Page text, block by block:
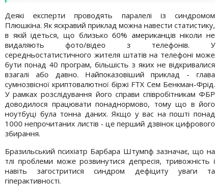
Деякі експерти проводять паралелі із синдромом
Плюшкіна. Як яскравий приклад можна навести статистику,
в якій ідеться, що близько 60% американців ніколи не
видаляють фото/відео з телефонів. У
середньостатистичного жителя штатів на телефоні може
бути понад 40 програм, більшість з яких не відкривалися
взагалі або давно. Найпоказовіший приклад - глава
сумнозвісної криптовалютної біржі FTX Сем Бенкман-Фрід.
У рамках розслідування його справи співробітникам ФБР
доводилося працювати понаднормово, тому що в його
ноутбуці була тонна даних. Якщо у вас на пошті понад
1000 непрочитаних листів - це перший дзвінок цифрового
збирання.
Бразильський психіатр Барбара Штумпф зазначає, що на
тлі проблеми може розвинутися депресія, тривожність і
навіть загостритися синдром дефіциту уваги та
гіперактивності.